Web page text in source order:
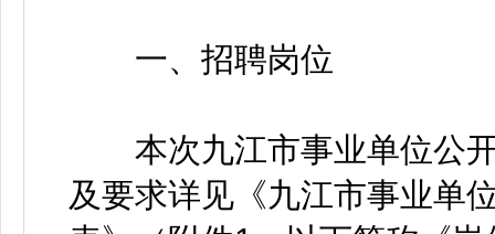
一、招聘岗位
本次九江市事业单位公开
及要求详见《九江市事业单